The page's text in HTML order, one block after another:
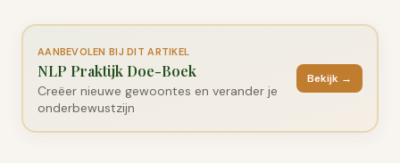
AANBEVOLEN BIJ DIT ARTIKEL
NLP Praktijk Doe-Boek
Creëer nieuwe gewoontes en verander je
onderbewustzijn
Bekijk →